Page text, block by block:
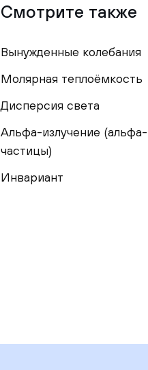
Смотрите также
Вынужденные колебания
Молярная теплоёмкость
Дисперсия света
Альфа-излучение (альфа-
частицы)
Инвариант